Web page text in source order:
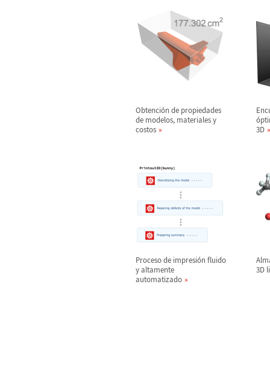
Obtención de propiedades
de modelos, materiales y
costos
ó
3D
Proceso de impresión fluido
y altamente
automatizado
3D